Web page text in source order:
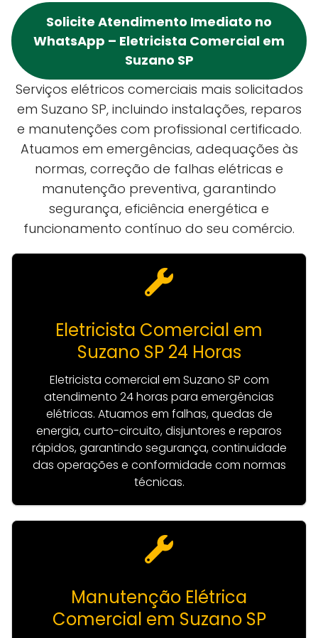
Solicite Atendimento Imediato no
WhatsApp – Eletricista Comercial em
Suzano SP
Serviços elétricos comerciais mais solicitados
em Suzano SP, incluindo instalações, reparos
e manutenções com profissional certificado.
Atuamos em emergências, adequações às
normas, correção de falhas elétricas e
manutenção preventiva, garantindo
segurança, eficiência energética e
funcionamento contínuo do seu comércio.
Eletricista Comercial em
Suzano SP 24 Horas
Eletricista comercial em Suzano SP com
atendimento 24 horas para emergências
elétricas. Atuamos em falhas, quedas de
energia, curto-circuito, disjuntores e reparos
rápidos, garantindo segurança, continuidade
das operações e conformidade com normas
técnicas.
Manutenção Elétrica
Comercial em Suzano SP